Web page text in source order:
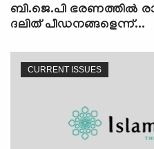
ബി.ജെ.പി ഭരണത്തില്‍
ദലിത് പീഡനങ്ങളെന്ന്...
CURRENT ISSUES